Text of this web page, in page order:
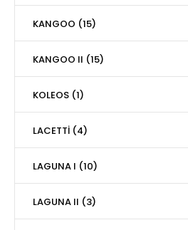
KANGOO (15)
KANGOO II (15)
KOLEOS (1)
LACETTİ (4)
LAGUNA I (10)
LAGUNA II (3)